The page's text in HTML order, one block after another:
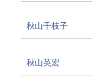
秋山千枝子
秋山英宏